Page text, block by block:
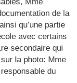
de la
qu’une partie
avec certains
secondaire qui
la photo: Mme
du